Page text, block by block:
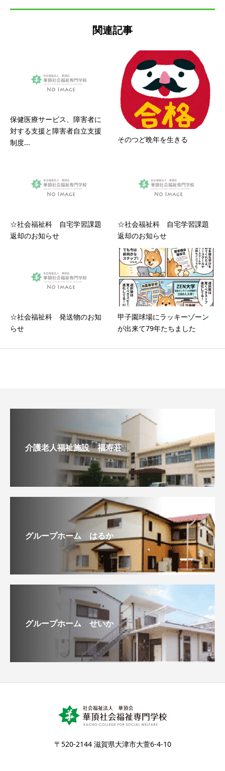
関連記事
保健医療サービス、障害者に
対する支援と障害者自立支援
制度...
そのつど晩年を生きる
☆社会福祉科 自宅学習課題
返却のお知らせ
☆社会福祉科 自宅学習課題
返却のお知らせ
☆社会福祉科 発送物のお知
らせ
甲子園球場にラッキーゾーン
が出来て79年たちました
介護老人福祉施設 福寿荘
グループホーム はるか
グループホーム せいか
〒520-2144 滋賀県大津市大萱6-4-10